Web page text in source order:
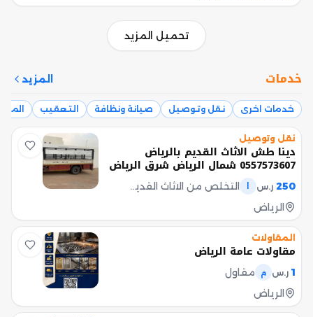
تحميل المزيد
خدمات المزيد
خدمات اخرى نقل وتوصيل صيانة ونظافة التعقيب
نقل وتوصيل
دينا طش الاثاث القديم بالرياض
0557573607 شمال الرياض شرق الرياض
غرب الرياض جنوب
250 ر.س
التخلص من الاثاث القديم بالرياض 0557573607
الرياض
المقاولات
مقاولات عامة الرياض
1 ر.س م
مقاول
الرياض